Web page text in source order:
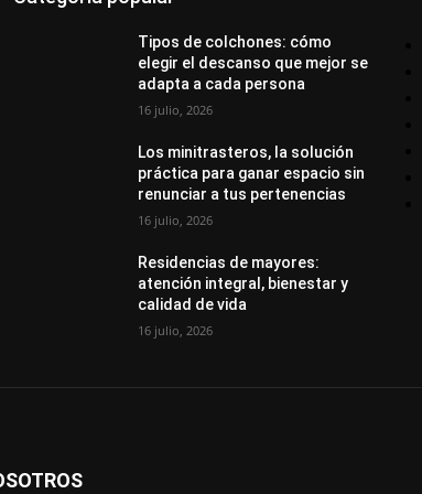
Tipos de colchones: cómo
elegir el descanso que mejor se
adapta a cada persona
16 julio, 2026
Los minitrasteros, la solución
práctica para ganar espacio sin
renunciar a tus pertenencias
16 julio, 2026
Residencias de mayores:
atención integral, bienestar y
calidad de vida
16 julio, 2026